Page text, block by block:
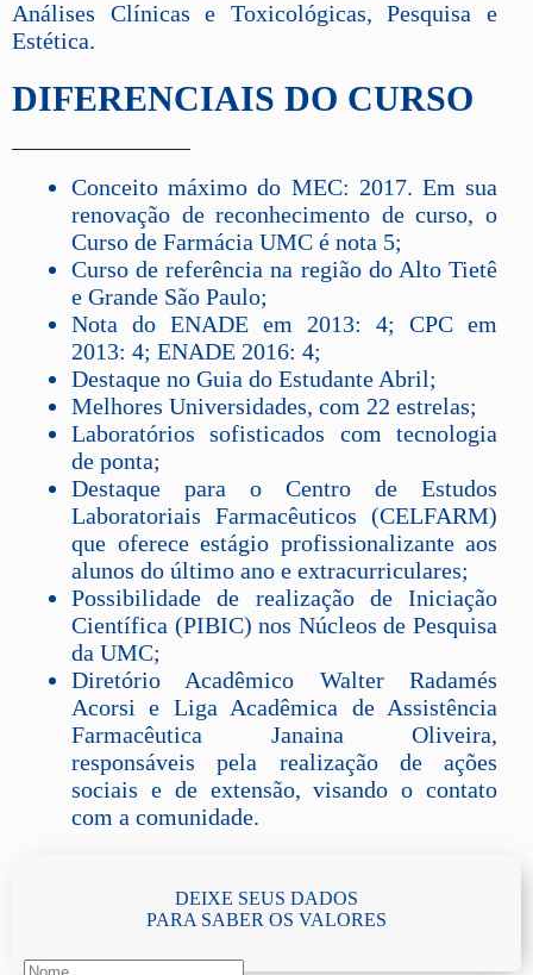
Análises Clínicas e Toxicológicas, Pesquisa e
Estética.
DIFERENCIAIS DO CURSO
Conceito máximo do MEC: 2017. Em sua
renovação de reconhecimento de curso, o
Curso de Farmácia UMC é nota 5;
Curso de referência na região do Alto Tietê
e Grande São Paulo;
Nota do ENADE em 2013: 4; CPC em
2013: 4; ENADE 2016: 4;
Destaque no Guia do Estudante Abril;
Melhores Universidades, com 22 estrelas;
Laboratórios sofisticados com tecnologia
de ponta;
Destaque para o Centro de Estudos
Laboratoriais Farmacêuticos (CELFARM)
que oferece estágio profissionalizante aos
alunos do último ano e extracurriculares;
Possibilidade de realização de Iniciação
Científica (PIBIC) nos Núcleos de Pesquisa
da UMC;
Diretório Acadêmico Walter Radamés
Acorsi e Liga Acadêmica de Assistência
Farmacêutica Janaina Oliveira,
responsáveis pela realização de ações
sociais e de extensão, visando o contato
com a comunidade.
DEIXE SEUS DADOS
PARA SABER OS VALORES